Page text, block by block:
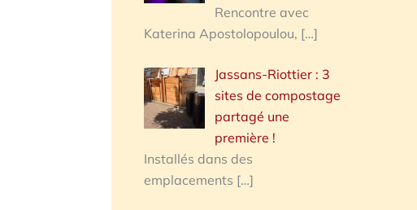
Rencontre avec
Katerina Apostolopoulou, […]
Jassans-Riottier : 3
sites de compostage
partagé une
première !
Installés dans des
emplacements […]